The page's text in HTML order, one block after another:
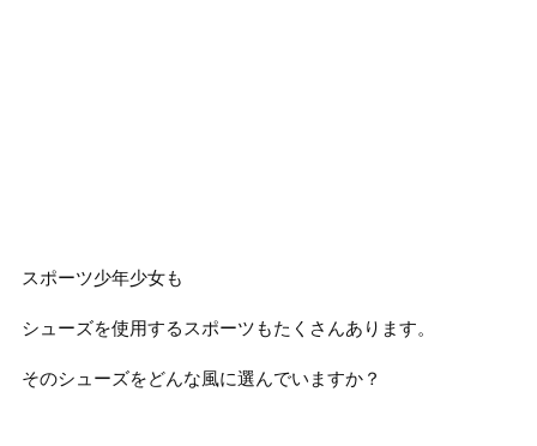
スポーツ少年少女も
シューズを使用するスポーツもたくさんあります。
そのシューズをどんな風に選んでいますか？